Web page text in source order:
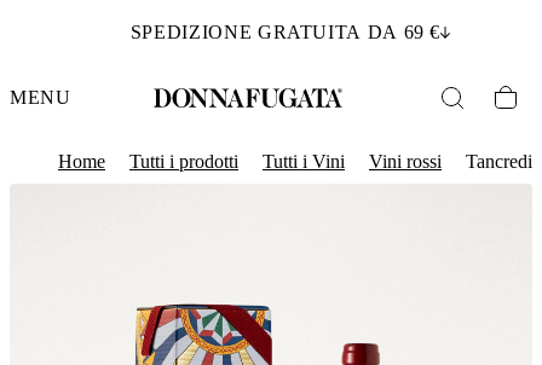
SPEDIZIONE GRATUITA DA 69 €
MENU
Home Tutti i prodotti Tutti i Vini Vini rossi Tancredi